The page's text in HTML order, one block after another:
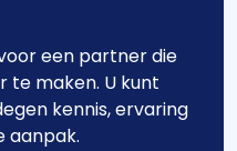
een partner die
te maken. U kunt
kennis, ervaring
aanpak.